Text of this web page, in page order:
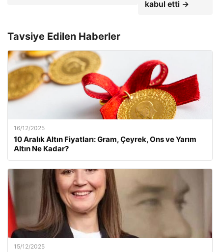
kabul etti →
Tavsiye Edilen Haberler
16/12/2025
10 Aralık Altın Fiyatları: Gram, Çeyrek, Ons ve Yarım
Altın Ne Kadar?
15/12/2025